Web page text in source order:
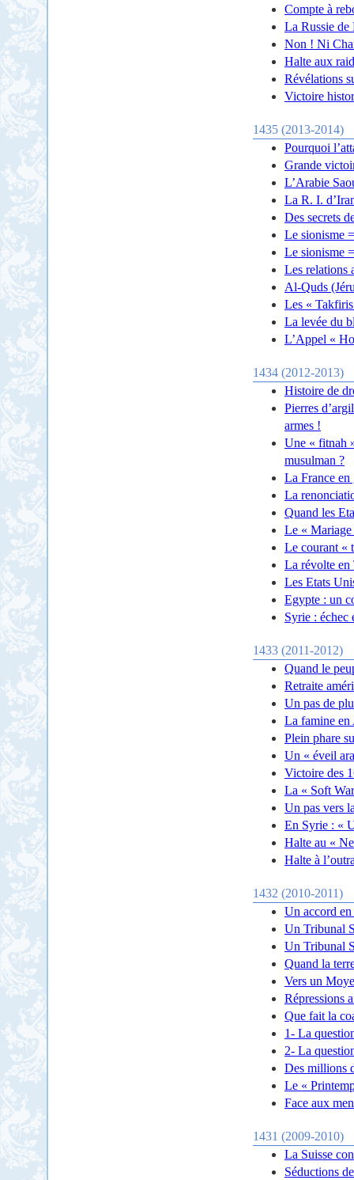
Compte à
La Russie de
Non ! Ni
Halte aux
Révélations
Victoire
1435 (2013-2014)
Pourquoi
Grande
L’Arabie
La R. I.
Des secrets
Le sionisme
Le sionisme
Les relations
Al-Quds
Les «
La levée du
L’Appel «
1434 (2012-2013)
Histoire de
Pierres
armes !
Une « fitnah
musulman ?
La France en
La
Quand les
Le «
Le courant «
La révolte en
Les Etats
Egypte : un
Syrie : échec
1433 (2011-2012)
Quand le
Retraite
Un pas de
La famine en
Plein phare
Un « éveil
Victoire des
La « Soft
Un pas vers
En Syrie : «
Halte au «
Halte à
1432 (2010-2011)
Un accord
Un Tribunal
Un Tribunal
Quand la
Vers un
Répressions
Que fait la
1- La
2- La
Des millions
Le «
Face aux
1431 (2009-2010)
La Suisse
Séductions